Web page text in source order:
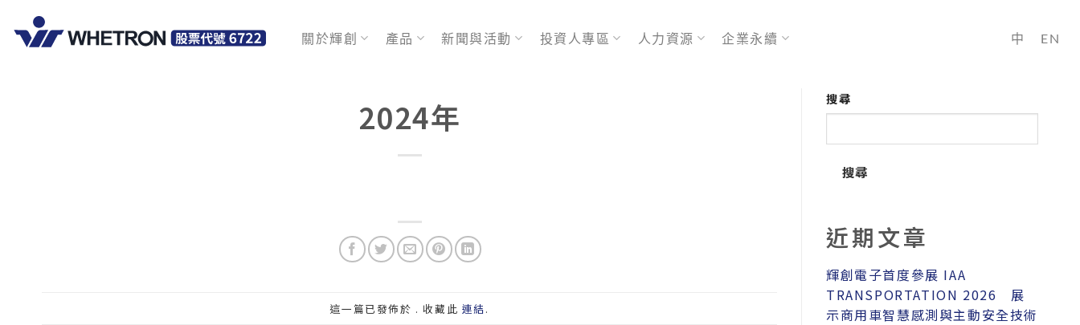
關於輝創 產品 新聞與活動 投資人專區 人力資源 企業永續 中 EN
2024年
這一篇已發佈於 . 收藏此 連結 .
搜尋
搜尋
近期文章
輝創電子首度參展 IAA
TRANSPORTATION 2026 展
示商用車智慧感測與主動安全技術